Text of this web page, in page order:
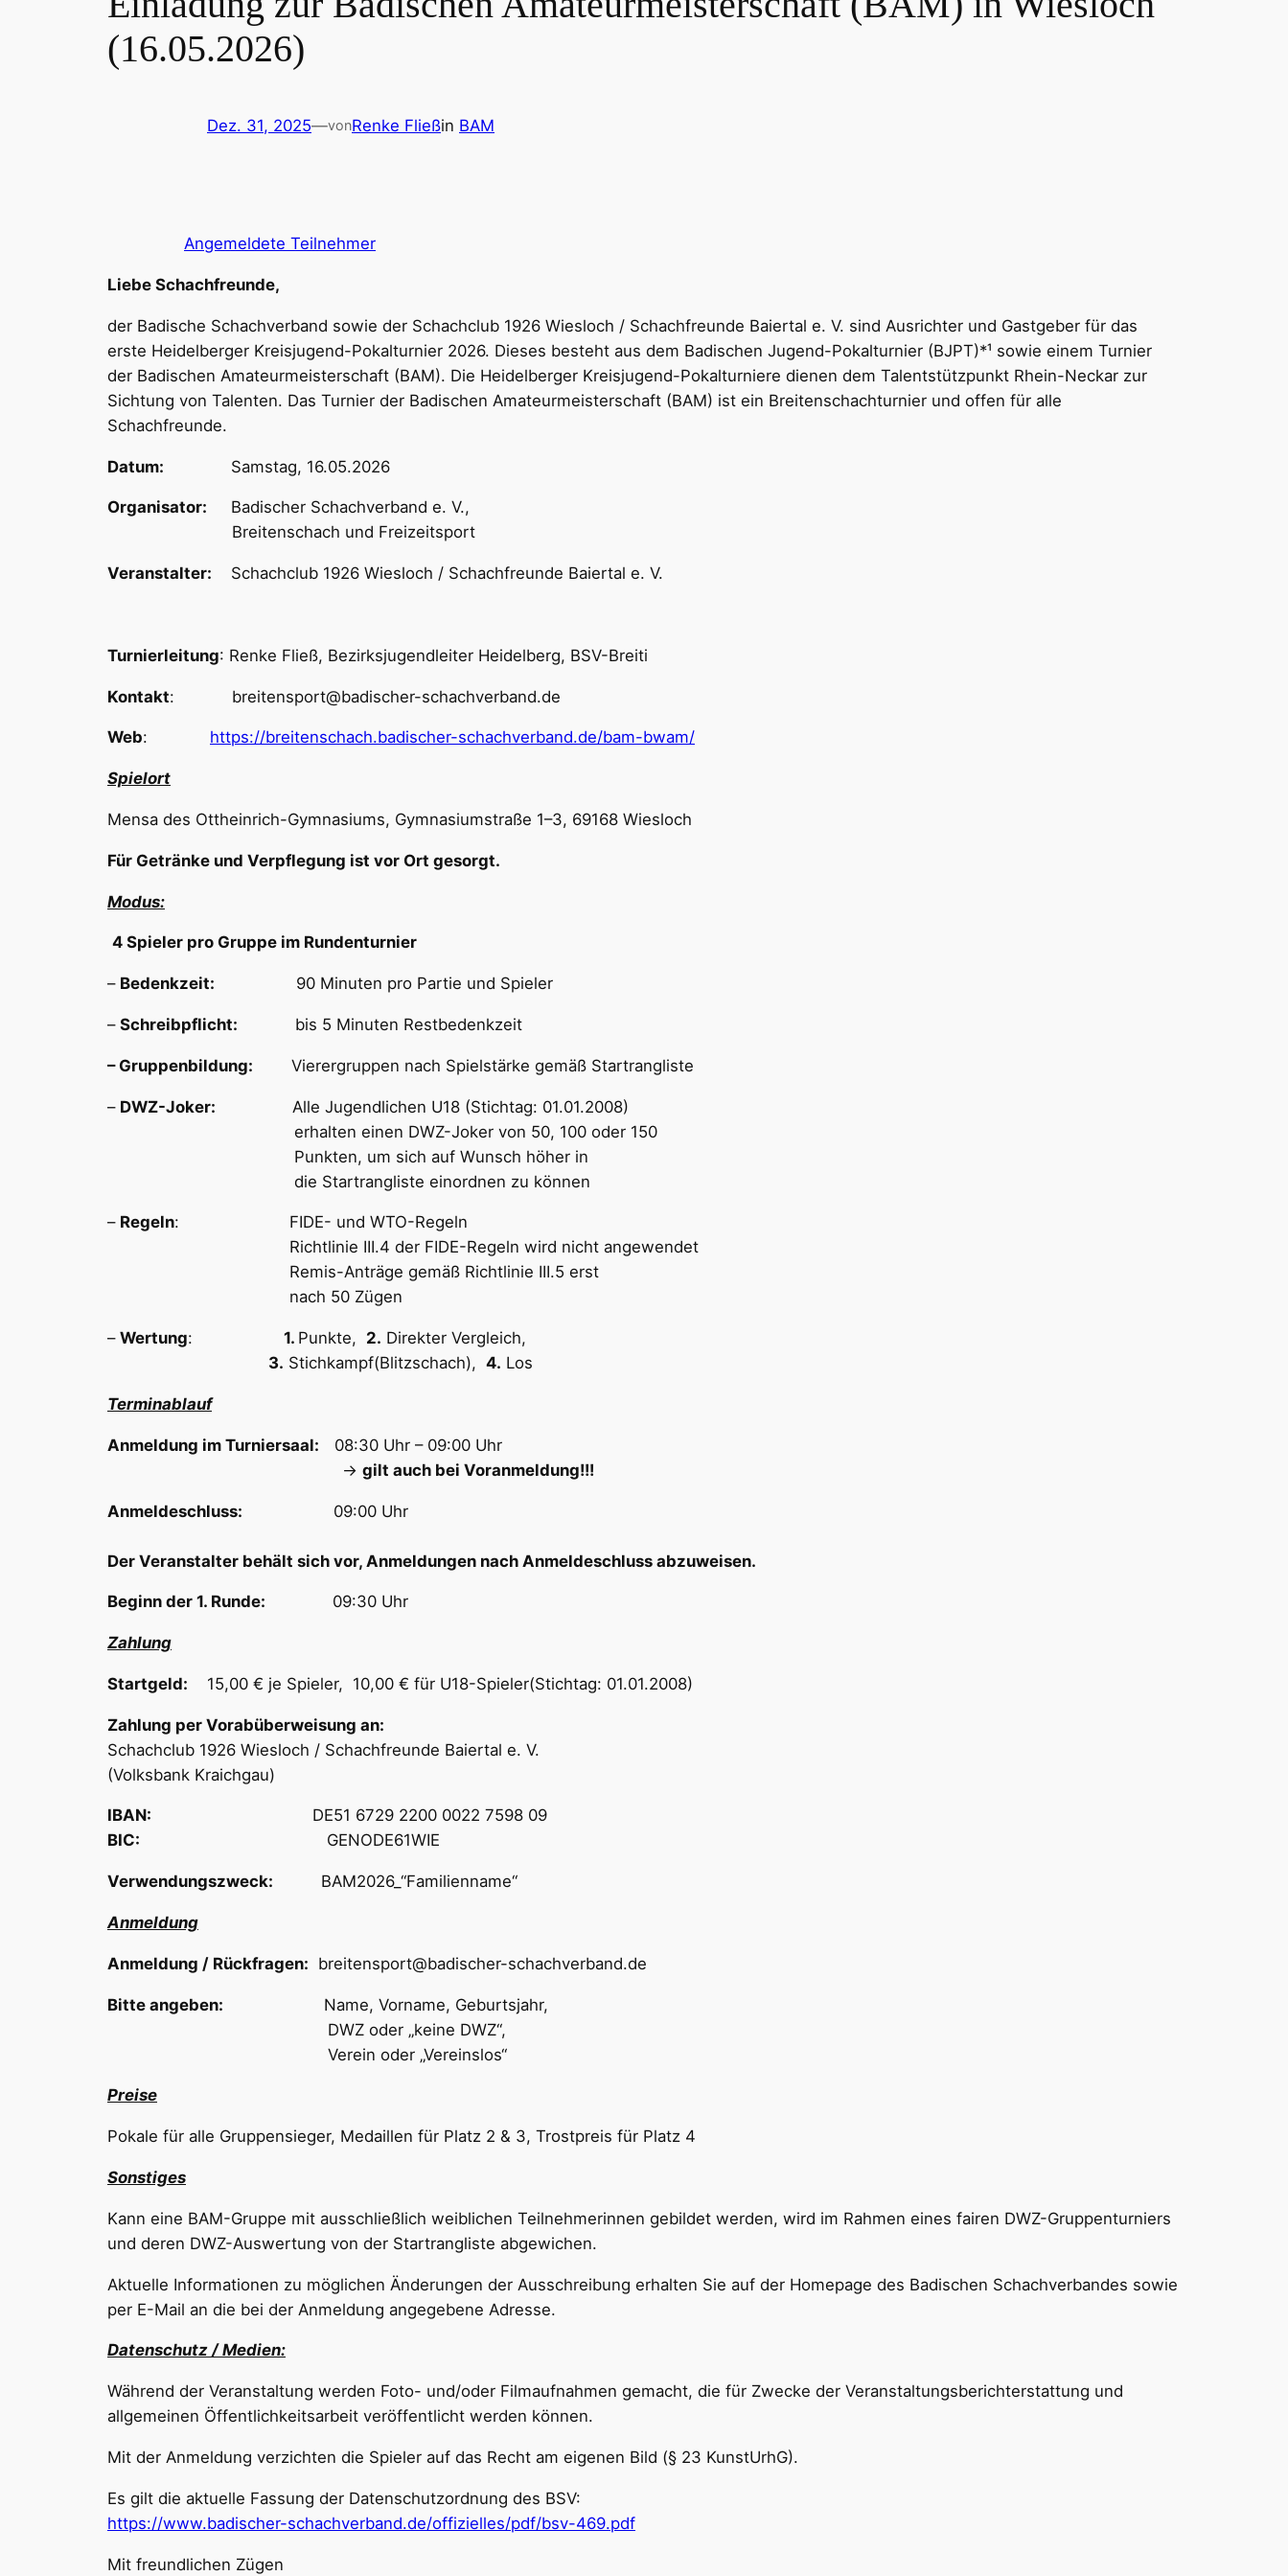
(16.05.2026)
Dez. 31, 2025—vonRenke Fließin BAM
Angemeldete Teilnehmer
Liebe Schachfreunde,
der Badische Schachverband sowie der Schachclub 1926 Wiesloch / Schachfreunde Baiertal e. V. sind Ausrichter und Gastgeber für das
erste Heidelberger Kreisjugend-Pokalturnier 2026. Dieses besteht aus dem Badischen Jugend-Pokalturnier (BJPT)*¹ sowie einem Turnier
der Badischen Amateurmeisterschaft (BAM). Die Heidelberger Kreisjugend-Pokalturniere dienen dem Talentstützpunkt Rhein-Neckar zur
Sichtung von Talenten. Das Turnier der Badischen Amateurmeisterschaft (BAM) ist ein Breitenschachturnier und offen für alle
Schachfreunde.
Datum: Samstag, 16.05.2026
Organisator: Badischer Schachverband e. V.,
Breitenschach und Freizeitsport
Veranstalter: Schachclub 1926 Wiesloch / Schachfreunde Baiertal e. V.
Turnierleitung: Renke Fließ, Bezirksjugendleiter Heidelberg, BSV-Breiti
Kontakt: breitensport@badischer-schachverband.de
Web: https://breitenschach.badischer-schachverband.de/bam-bwam/
Spielort
Mensa des Ottheinrich-Gymnasiums, Gymnasiumstraße 1–3, 69168 Wiesloch
Für Getränke und Verpflegung ist vor Ort gesorgt.
Modus:
4 Spieler pro Gruppe im Rundenturnier
– Bedenkzeit: 90 Minuten pro Partie und Spieler
– Schreibpflicht: bis 5 Minuten Restbedenkzeit
– Gruppenbildung: Vierergruppen nach Spielstärke gemäß Startrangliste
– DWZ-Joker: Alle Jugendlichen U18 (Stichtag: 01.01.2008)
erhalten einen DWZ-Joker von 50, 100 oder 150
Punkten, um sich auf Wunsch höher in
die Startrangliste einordnen zu können
– Regeln: FIDE- und WTO-Regeln
Richtlinie III.4 der FIDE-Regeln wird nicht angewendet
Remis-Anträge gemäß Richtlinie III.5 erst
nach 50 Zügen
– Wertung: 1. Punkte, 2. Direkter Vergleich,
3. Stichkampf(Blitzschach), 4. Los
Terminablauf
Anmeldung im Turniersaal: 08:30 Uhr – 09:00 Uhr
-> gilt auch bei Voranmeldung!!!
Anmeldeschluss: 09:00 Uhr
Der Veranstalter behält sich vor, Anmeldungen nach Anmeldeschluss abzuweisen.
Beginn der 1. Runde: 09:30 Uhr
Zahlung
Startgeld: 15,00 € je Spieler, 10,00 € für U18-Spieler(Stichtag: 01.01.2008)
Zahlung per Vorabüberweisung an:
Schachclub 1926 Wiesloch / Schachfreunde Baiertal e. V.
(Volksbank Kraichgau)
IBAN: DE51 6729 2200 0022 7598 09
BIC: GENODE61WIE
Verwendungszweck: BAM2026_“Familienname“
Anmeldung
Anmeldung / Rückfragen: breitensport@badischer-schachverband.de
Bitte angeben: Name, Vorname, Geburtsjahr,
DWZ oder „keine DWZ“,
Verein oder „Vereinslos“
Preise
Pokale für alle Gruppensieger, Medaillen für Platz 2 & 3, Trostpreis für Platz 4
Sonstiges
Kann eine BAM-Gruppe mit ausschließlich weiblichen Teilnehmerinnen gebildet werden, wird im Rahmen eines fairen DWZ-Gruppenturniers
und deren DWZ-Auswertung von der Startrangliste abgewichen.
Aktuelle Informationen zu möglichen Änderungen der Ausschreibung erhalten Sie auf der Homepage des Badischen Schachverbandes sowie
per E-Mail an die bei der Anmeldung angegebene Adresse.
Datenschutz / Medien:
Während der Veranstaltung werden Foto- und/oder Filmaufnahmen gemacht, die für Zwecke der Veranstaltungsberichterstattung und
allgemeinen Öffentlichkeitsarbeit veröffentlicht werden können.
Mit der Anmeldung verzichten die Spieler auf das Recht am eigenen Bild (§ 23 KunstUrhG).
Es gilt die aktuelle Fassung der Datenschutzordnung des BSV:
https://www.badischer-schachverband.de/offizielles/pdf/bsv-469.pdf
Mit freundlichen Zügen